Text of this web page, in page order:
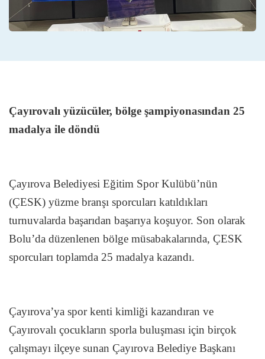
Çayırovalı yüzücüler, bölge şampiyonasından 25
madalya ile döndü
Çayırova Belediyesi Eğitim Spor Kulübü’nün
(ÇESK) yüzme branşı sporcuları katıldıkları
turnuvalarda başarıdan başarıya koşuyor. Son olarak
Bolu’da düzenlenen bölge müsabakalarında, ÇESK
sporcuları toplamda 25 madalya kazandı.
Çayırova’ya spor kenti kimliği kazandıran ve
Çayırovalı çocukların sporla buluşması için birçok
çalışmayı ilçeye sunan Çayırova Belediye Başkanı